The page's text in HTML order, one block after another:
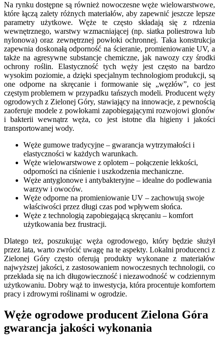
Na rynku dostępne są również nowoczesne węże wielowarstwowe,
które łączą zalety różnych materiałów, aby zapewnić jeszcze lepsze
parametry użytkowe. Węże te często składają się z rdzenia
wewnętrznego, warstwy wzmacniającej (np. siatka poliestrowa lub
nylonowa) oraz zewnętrznej powłoki ochronnej. Taka konstrukcja
zapewnia doskonałą odporność na ścieranie, promieniowanie UV, a
także na agresywne substancje chemiczne, jak nawozy czy środki
ochrony roślin. Elastyczność tych węży jest często na bardzo
wysokim poziomie, a dzięki specjalnym technologiom produkcji, są
one odporne na skręcanie i formowanie się „węzłów”, co jest
częstym problemem w przypadku tańszych modeli. Producent węży
ogrodowych z Zielonej Góry, stawiający na innowacje, z pewnością
zaoferuje modele z powłokami zapobiegającymi rozwojowi glonów
i bakterii wewnątrz węża, co jest istotne dla higieny i jakości
transportowanej wody.
Węże gumowe tradycyjne – gwarancja wytrzymałości i
elastyczności w każdych warunkach.
Węże wielowarstwowe z oplotem – połączenie lekkości,
odporności na ciśnienie i uszkodzenia mechaniczne.
Węże antyglonowe i antybakteryjne – idealne do podlewania
warzyw i owoców.
Węże odporne na promieniowanie UV – zachowują swoje
właściwości przez długi czas pod wpływem słońca.
Węże z technologią zapobiegającą skręcaniu – komfort
użytkowania bez frustracji.
Dlatego też, poszukując węża ogrodowego, który będzie służył
przez lata, warto zwrócić uwagę na te aspekty. Lokalni producenci z
Zielonej Góry często oferują produkty wykonane z materiałów
najwyższej jakości, z zastosowaniem nowoczesnych technologii, co
przekłada się na ich długowieczność i niezawodność w codziennym
użytkowaniu. Dobry wąż to inwestycja, która procentuje komfortem
pracy i zdrowymi roślinami w ogrodzie.
Węże ogrodowe producent Zielona Góra
gwarancja jakości wykonania